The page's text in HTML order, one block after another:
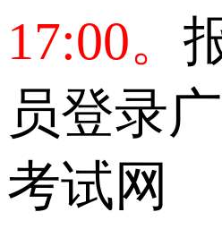
17:00。
员登录
考试网